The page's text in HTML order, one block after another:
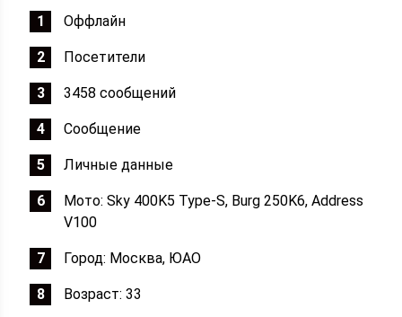
Оффлайн
Посетители
3458 сообщений
Сообщение
Личные данные
Мото: Sky 400K5 Type-S, Burg 250K6, Address
V100
Город: Москва, ЮАО
Возраст: 33